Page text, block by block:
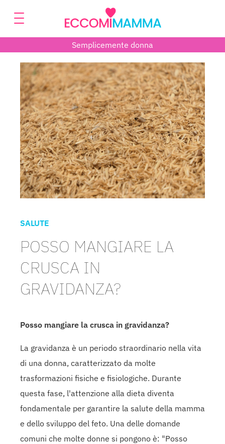
Semplicemente donna
SALUTE
POSSO MANGIARE LA
CRUSCA IN
GRAVIDANZA?
Posso mangiare la crusca in gravidanza?
La gravidanza è un periodo straordinario nella vita
di una donna, caratterizzato da molte
trasformazioni fisiche e fisiologiche. Durante
questa fase, l'attenzione alla dieta diventa
fondamentale per garantire la salute della mamma
e dello sviluppo del feto. Una delle domande
comuni che molte donne si pongono è: "Posso